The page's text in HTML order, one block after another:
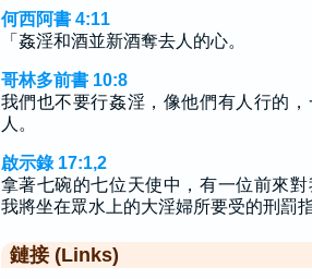
何西阿書 4:11
「姦淫和酒並新酒奪去人的心。
哥林多前書 10:8
我們也不要行姦淫，像他們有人行的
人。
啟示錄 17:1,2
拿著七碗的七位天使中，有一位前來對
我將坐在眾水上的大淫婦所要受的刑罰
鏈接 (Links)